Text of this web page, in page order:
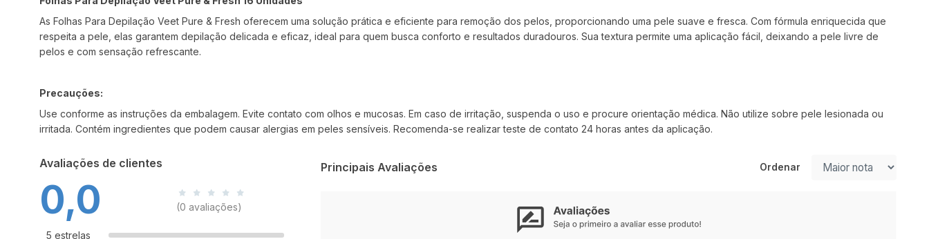
As Folhas Para Depilação Veet Pure & Fresh oferecem uma solução prática e eficiente para remoção dos pelos, proporcionando uma pele suave e fresca. Com fórmula enriquecida que
respeita a pele, elas garantem depilação delicada e eficaz, ideal para quem busca conforto e resultados duradouros. Sua textura permite uma aplicação fácil, deixando a pele livre de
pelos e com sensação refrescante.
Precauções:
Use conforme as instruções da embalagem. Evite contato com olhos e mucosas. Em caso de irritação, suspenda o uso e procure orientação médica. Não utilize sobre pele lesionada ou
irritada. Contém ingredientes que podem causar alergias em peles sensíveis. Recomenda-se realizar teste de contato 24 horas antes da aplicação.
Avaliações de clientes
0,0 (0 avaliações)
5 estrelas
Principais Avaliações Ordenar